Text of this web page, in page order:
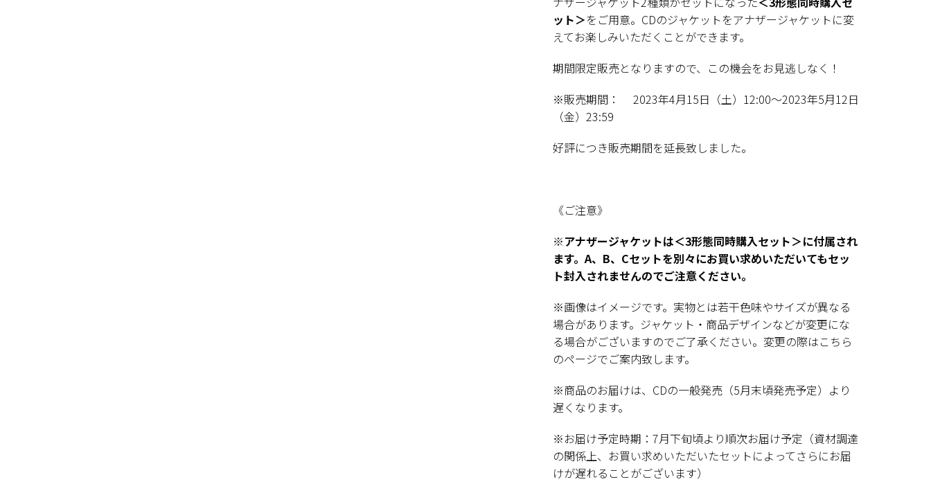
ット＞をご用意。CDのジャケットをアナザージャケットに変
えてお楽しみいただくことができます。
期間限定販売となりますので、この機会をお見逃しなく！
※販売期間：
2023年4月15日（土）12:00～2023年5月12日
（金）23:59
好評につき販売期間を延長致しました。
《ご注意》
※アナザージャケットは＜3形態同時購入セット＞に付属され
ます。A、B、Cセットを別々にお買い求めいただいてもセッ
ト封入されませんのでご注意ください。
※画像はイメージです。実物とは若干色味やサイズが異なる
場合があります。 ジャケット・商品デザインなどが変更にな
る場合がございますのでご了承ください。変更の際はこちら
のページでご案内致します。
※商品のお届けは、CDの一般発売（5月末頃発売予定）より
遅くなります。
※お届け予定時期：7月下旬頃より順次お届け予定（資材調達
の関係上、お買い求めいただいたセットによってさらにお届
けが遅れることがございます）